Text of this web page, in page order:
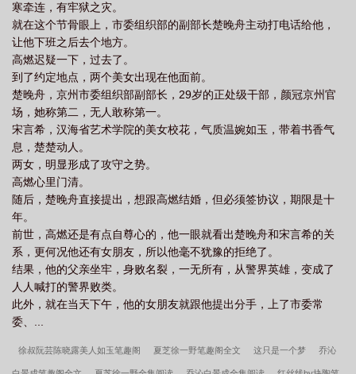
寒牵连，有牢狱之灾。
就在这个节骨眼上，市委组织部的副部长楚晚舟主动打电话给他，
让他下班之后去个地方。
高燃迟疑一下，过去了。
到了约定地点，两个美女出现在他面前。
楚晚舟，京州市委组织部副部长，29岁的正处级干部，颜冠京州官
场，她称第二，无人敢称第一。
宋言希，汉海省艺术学院的美女校花，气质温婉如玉，带着书香气
息，楚楚动人。
两女，明显形成了攻守之势。
高燃心里门清。
随后，楚晚舟直接提出，想跟高燃结婚，但必须签协议，期限是十
年。
前世，高燃还是有点自尊心的，他一眼就看出楚晚舟和宋言希的关
系，更何况他还有女朋友，所以他毫不犹豫的拒绝了。
结果，他的父亲坐牢，身败名裂，一无所有，从警界英雄，变成了
人人喊打的警界败类。
此外，就在当天下午，他的女朋友就跟他提出分手，上了市委常
委、...
徐叔阮芸陈晓露美人如玉笔趣阁 夏芝徐一野笔趣阁全文 这只是一个梦 乔沁